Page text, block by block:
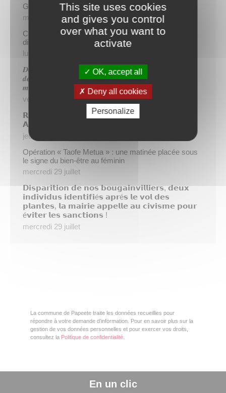
Gratuité du parking de l’HDV le dimanche matin
mercredi 5 août
Cinq demandeurs d’emploi de Papeete intègrent le
dispositif TIATURI AMO
lundi 3 août
𝑫𝒆𝒖𝒙 𝒔𝒂𝒑𝒆𝒖𝒓𝒔-𝒑𝒐𝒎𝒑𝒊𝒆𝒓𝒔 𝒅𝒆 𝑷𝒂𝒑𝒆𝒆𝒕𝒆 𝒂𝒖𝒙 𝒄𝒐̂𝒕𝒆́𝒔 𝒅𝒖
𝒅𝒆́𝒕𝒂𝒄𝒉𝒆𝒎𝒆𝒏𝒕 𝒑𝒐𝒍𝒚𝒏𝒆́𝒔𝒊𝒆𝒏 𝒆𝒏 𝒓𝒆𝒏𝒇𝒐𝒓𝒕 𝒅𝒆𝒔 𝒆́𝒒𝒖𝒊𝒑𝒆𝒔
𝒎𝒐𝒃𝒊𝒍𝒊𝒔𝒆́𝒆𝒔 𝒅𝒂𝒏𝒔 𝒍’𝑯𝒆𝒙𝒂𝒈𝒐𝒏𝒆
vendredi 31 juillet
𝗥é𝘂𝗻𝗶𝗼𝗻 𝗱’𝗶𝗻𝗳𝗼𝗿𝗺𝗮𝘁𝗶𝗼𝗻 𝘀𝘂𝗿 𝗹𝗮 𝗳𝗶𝗹𝗶è𝗿𝗲
𝗔𝗴𝗿𝗶𝗰𝗼𝗹𝗲
jeudi 30 juillet
Opération « Taofe Metua » : une matinée placée sous
le signe du bien-être au féminin
mercredi 29 juillet
𝗗𝗶𝘀𝗽𝗮𝗿𝗶𝘁𝗶𝗼𝗻 𝗱𝗲 𝗻𝗼𝘀 𝗯𝗼𝘂𝗴𝗮𝗶𝗻𝘃𝗶𝗹𝗹𝗶𝗲𝗿𝘀, 𝗱𝗲𝘂𝘅
𝗶𝗻𝗱𝗶𝘃𝗶𝗱𝘂𝘀 𝗶𝗱𝗲𝗻𝘁𝗶𝗳𝗶é𝘀 𝗮𝗽𝗿é𝘀 𝗹𝗲 𝘃𝗼𝗹 𝗱𝗲𝘀
𝗽𝗹𝗮𝗻𝘁𝗲𝘀, 𝗹𝗮 𝗺𝗮𝗶𝗿𝗶𝗲 𝗮𝗽𝗽𝗲𝗹𝗹𝗲 𝗮𝘂 𝗰𝗶𝘃𝗶𝘀𝗺𝗲 𝗽𝗼𝘂𝗿
é𝘃𝗶𝘁𝗲𝗿 𝗹𝗲𝘀 𝘀𝗮𝗻𝗰𝘁𝗶𝗼𝗻𝘀 !
mercredi 29 juillet
La commune de Papeete traite les données recueillies pour
répondre à votre demande d’information. Pour en savoir plus sur la
gestion de vos données personnelles et pour exercer vos droits,
consultez la Politique de confidentialité
En un clic
This site uses cookies
and gives you control
over what you want to
activate
OK, accept all
Deny all cookies
Personalize